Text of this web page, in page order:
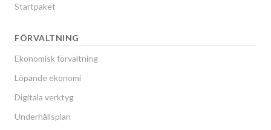
Startpaket
FÖRVALTNING
Ekonomisk förvaltning
Löpande ekonomi
Digitala verktyg
Underhållsplan